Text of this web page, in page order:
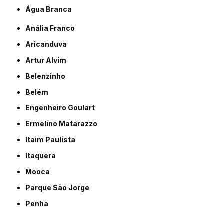
Água Branca
Anália Franco
Aricanduva
Artur Alvim
Belenzinho
Belém
Engenheiro Goulart
Ermelino Matarazzo
Itaim Paulista
Itaquera
Mooca
Parque São Jorge
Penha